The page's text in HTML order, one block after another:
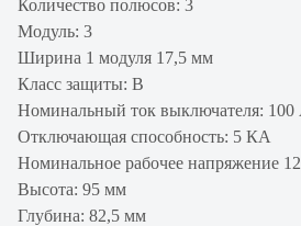
Количество полюсов: 3
Модуль: 3
Ширина 1 модуля 17,5 мм
Класс защиты: B
Номинальный ток выключателя: 100
Отключающая способность: 5 КА
Номинальное рабочее напряжение
Высота: 95 мм
Глубина: 82,5 мм